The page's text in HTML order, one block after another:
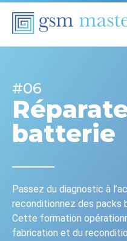
#06
batterie
Passez du diagnostic à
reconditionnez des
Cette formation
fabrication et du